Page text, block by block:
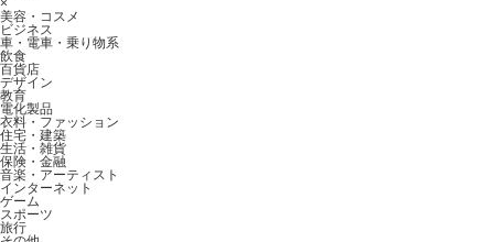
×
美容・コスメ
ビジネス
車・電車・乗り物系
飲食
百貨店
デザイン
教育
電化製品
衣料・ファッション
住宅・建築
生活・雑貨
保険・金融
音楽・アーティスト
インターネット
ゲーム
スポーツ
旅行